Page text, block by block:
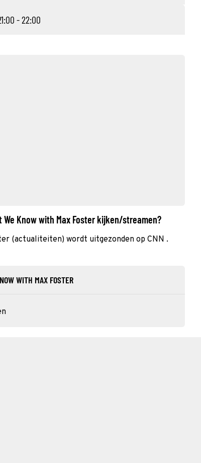
- 22:00
Know with Max Foster kijken/streamen?
(actualiteiten) wordt uitgezonden op CNN .
WITH MAX FOSTER